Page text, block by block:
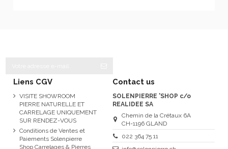
Liens CGV
VISITE SHOWROOM
PIERRE NATURELLE ET
CARRELAGE UNIQUEMENT
SUR RENDEZ-VOUS
Conditions de Ventes et
Paiements Solenpierre
Shop Carrelages & Pierres
Contact us
SOLENPIERRE 'SHOP c/o
REALIDEE SA
Chemin de la Crétaux 6A
CH-1196 GLAND
022 364 75 11